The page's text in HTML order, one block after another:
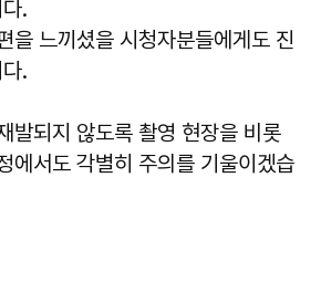
.
을 느끼셨을 시청자분들에게도 진
.
발되지 않도록 촬영 현장을 비롯
에서도 각별히 주의를 기울이겠습